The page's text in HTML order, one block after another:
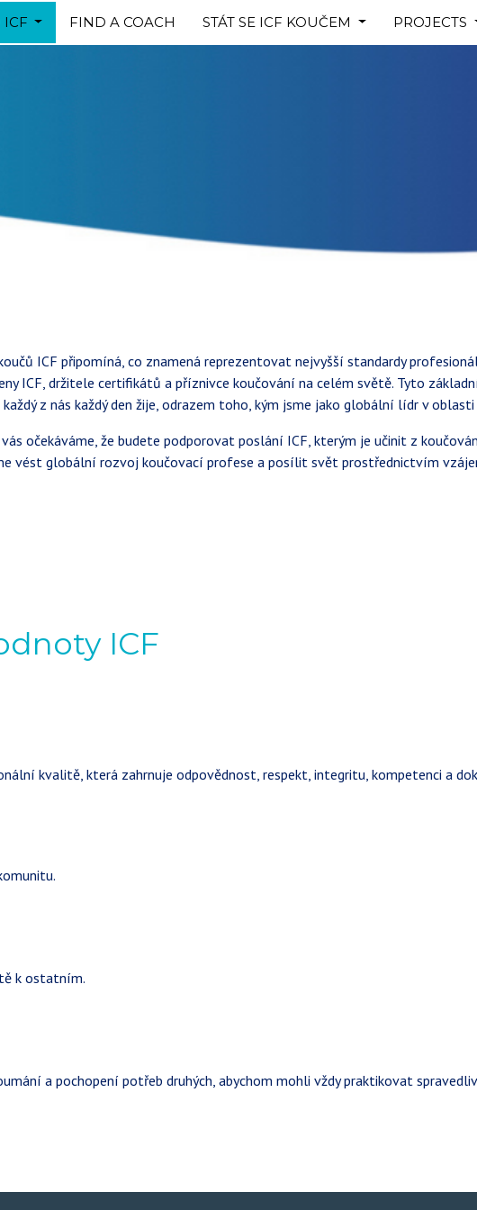
ICF FIND A COACH STÁT SE ICF KOUČEM PROJECTS
ICF připomíná, co znamená reprezentovat nejvyšší standardy
ICF, držitele certifikátů a příznivce koučování na celém světě. Tyto
z nás každý den žije, odrazem toho, kým jsme jako globální lídr v
očekáváme, že budete podporovat poslání ICF, kterým je učinit z
vést globální rozvoj koučovací profese a posílit svět prostřednictvím
ICF
kvalitě, která zahrnuje odpovědnost, respekt, integritu, kompetenci a
k ostatním.
a pochopení potřeb druhých, abychom mohli vždy praktikovat